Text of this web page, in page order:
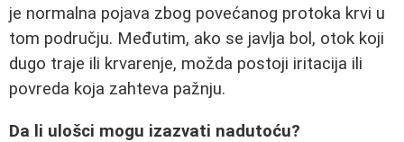
je normalna pojava zbog povećanog protoka krvi u
tom području. Međutim, ako se javlja bol, otok koji
dugo traje ili krvarenje, možda postoji iritacija ili
povreda koja zahteva pažnju.
Da li ulošci mogu izazvati nadutoću?